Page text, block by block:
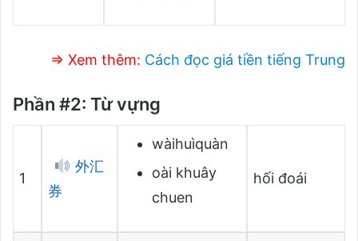
⇒ Xem thêm: Cách đọc giá tiền tiếng Trung
Phần #2: Từ vựng
1
外汇
券
wàihuìquàn
oài khuây
chuen
hối đoái